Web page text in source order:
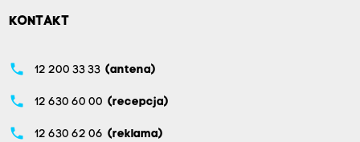
KONTAKT
phone 12 200 33 33 (antena)
phone 12 630 60 00 (recepcja)
phone 12 630 62 06 (reklama)